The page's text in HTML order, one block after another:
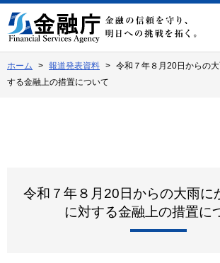
文
へ
動
ホーム 報道発表資料
令和７年８月20日からの
する金融上の措置について
令和７年８月20日からの大雨に
に対する金融上の措置に